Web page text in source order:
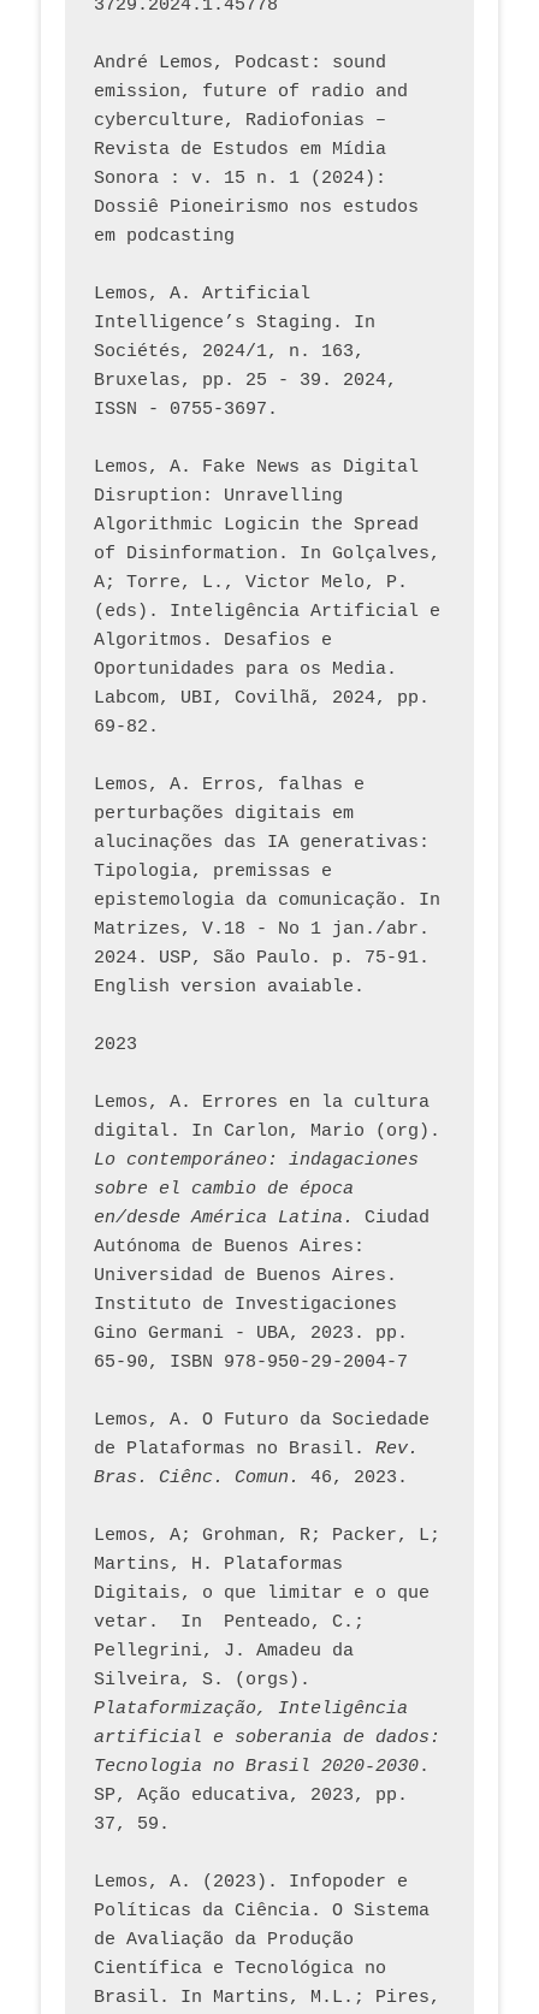
3729.2024.1.45778
André Lemos, Podcast: sound
emission, future of radio and
cyberculture, Radiofonias –
Revista de Estudos em Mídia
Sonora : v. 15 n. 1 (2024):
Dossiê Pioneirismo nos estudos
em podcasting
Lemos, A. Artificial
Intelligence’s Staging. In
Sociétés, 2024/1, n. 163,
Bruxelas, pp. 25 - 39. 2024,
ISSN - 0755-3697.
Lemos, A. Fake News as Digital
Disruption: Unravelling
Algorithmic Logicin the Spread
of Disinformation. In Golçalves,
A; Torre, L., Victor Melo, P.
(eds). Inteligência Artificial e
Algoritmos. Desafios e
Oportunidades para os Media.
Labcom, UBI, Covilhã, 2024, pp.
69-82.
Lemos, A. Erros, falhas e
perturbações digitais em
alucinações das IA generativas:
Tipologia, premissas e
epistemologia da comunicação. In
Matrizes, V.18 - No 1 jan./abr.
2024. USP, São Paulo. p. 75-91.
English version avaiable.
2023
Lemos, A. Errores en la cultura
Lo contemporáneo: indagaciones
sobre el cambio de época
en/desde América Latina.
Ciudad
Autónoma de Buenos Aires:
Universidad de Buenos Aires.
Instituto de Investigaciones
Gino Germani - UBA, 2023. pp.
65-90, ISBN 978-950-29-2004-7
Lemos, A. O Futuro da Sociedade
de Plataformas no Brasil. Rev.
Bras. Ciênc. Comun.
Lemos, A; Grohman, R; Packer, L;
Martins, H. Plataformas
Digitais, o que limitar e o que
vetar.  In  Penteado, C.;
Pellegrini, J. Amadeu da
Plataformização, Inteligência
artificial e soberania de dados:
Tecnologia no Brasil 2020-2030.
SP, Ação educativa, 2023, pp.
37, 59.
Lemos, A. (2023). Infopoder e
Políticas da Ciência. O Sistema
de Avaliação da Produção
Científica e Tecnológica no
Brasil. In Martins, M.L.; Pires,